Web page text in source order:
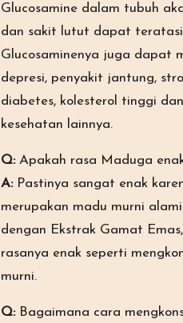
Glucosamine dalam tubuh
dan sakit lutut dapat
Glucosaminenya juga dapat
depresi, penyakit jantung,
diabetes, kolesterol tinggi
kesehatan lainnya.
Q:Apakah rasa Maduga
A:Pastinya sangat enak
merupakan madu murni
dengan Ekstrak Gamat
rasanya enak seperti
murni.
Q:Bagaimana cara